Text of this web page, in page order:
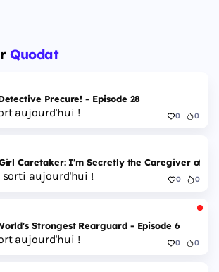
Quodat
Precure! - Episode 28
aujourd'hui ! 0 0
Caretaker: I'm Secretly the Caregiver of
sorti aujourd'hui ! 0 0
Strongest Rearguard - Episode 6
aujourd'hui ! 0 0